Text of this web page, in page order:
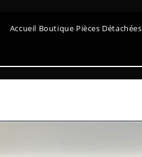
Accueil Boutique Pièces Détachées